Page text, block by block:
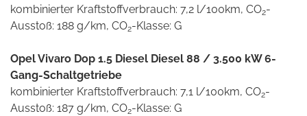
kombinierter Kraftstoffverbrauch: 7,2 l/100km, CO2-
Ausstoß: 188 g/km, CO2-Klasse: G
Opel Vivaro Dop 1.5 Diesel Diesel 88 / 3.500 kW 6-
Gang-Schaltgetriebe
kombinierter Kraftstoffverbrauch: 7,1 l/100km, CO2-
Ausstoß: 187 g/km, CO2-Klasse: G